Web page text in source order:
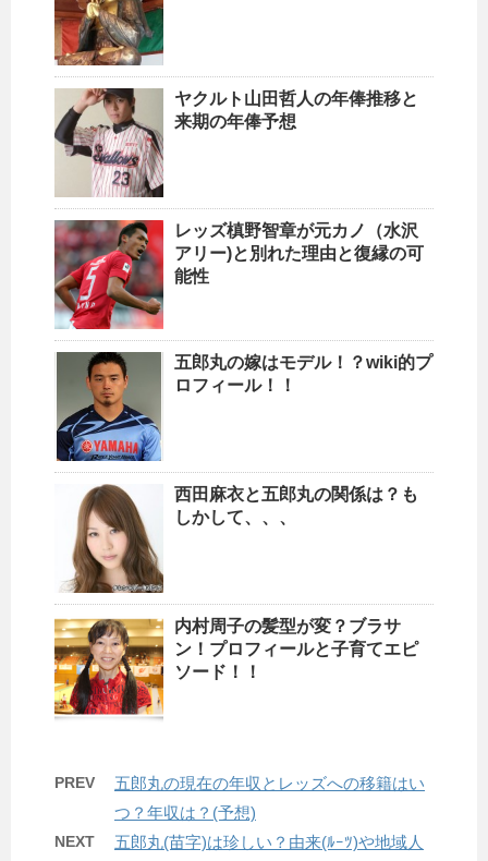
ヤクルト山田哲人の年俸推移と
来期の年俸予想
レッズ槙野智章が元カノ（水沢
アリー)と別れた理由と復縁の可
能性
五郎丸の嫁はモデル！？wiki的プ
ロフィール！！
西田麻衣と五郎丸の関係は？も
しかして、、、
内村周子の髪型が変？ブラサ
ン！プロフィールと子育てエピ
ソード！！
PREV
五郎丸の現在の年収とレッズへの移籍はい
つ？年収は？(予想)
NEXT
五郎丸(苗字)は珍しい？由来(ﾙｰﾂ)や地域人